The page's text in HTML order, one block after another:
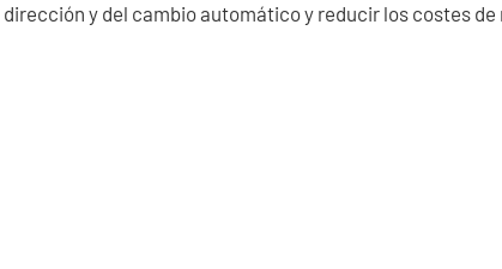
y del cambio automático y reducir los costes